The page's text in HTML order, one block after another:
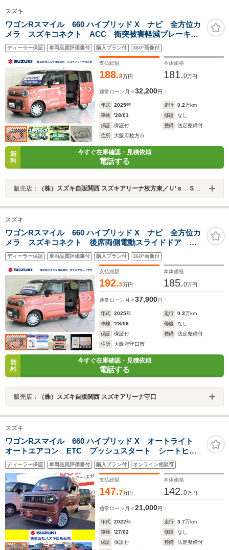
スズキ
ワゴンRスマイル 660 ハイブリッド X ナビ 全方位カ
メラ スズキコネクト ACC 衝突被害軽減ブレーキ
パーキングセンサー LEDヘッドランプ ハイビームア
シスト 後席両側電動スライドドア シートヒーター
サイド・カーテンエアバック
ディーラー保証 車両品質評価書付 購入プラン付 360°画像付
支払総額
188.8万円
本体価格
181.0万円
通常ローン 月々32,200円
年式 2025年 走行 0.2万km
車検
'28/01 修復
なし
保証
保証付 整備
法定整備付
住所
大阪府枚方市
無
料
今すぐ在庫確認・見積依頼
電話する
販売店： （株）スズキ自販関西 スズキアリーナ枚方東／Ｕ’ｓ ＳＴＡＴＩＯＮ枚方
スズキ
ワゴンRスマイル 660 ハイブリッド X ナビ 全方位カ
メラ スズキコネクト 後席両側電動スライドドア
ACC 電動パーキングブレーキ 衝突被害軽減B ハイ
ビームアシスト LEDヘッドランプ パーキングセンサ
ー サイド・カーテンエアバック
ディーラー保証 車両品質評価書付 購入プラン付 360°画像付
支払総額
192.5万円
本体価格
185.0万円
通常ローン 月々37,900円
年式 2025年 走行 0.3万km
車検
'28/06 修復
なし
保証
保証付 整備
法定整備付
住所
大阪府守口市
無
料
今すぐ在庫確認・見積依頼
電話する
販売店： （株）スズキ自販関西 スズキアリーナ守口
スズキ
ワゴンRスマイル 660 ハイブリッド X オートライト
オートエアコン ETC プッシュスタート シートヒー
ター USBソケット 衝突被害軽減システム アイドリ
ングストップ 横滑り防止機能 衝突安全ボディ 盗難
防止システム 取扱説明書
ディーラー保証 車両品質評価書付 購入プラン付 オンライン相談可
支払総額
147.7万円
本体価格
142.0万円
通常ローン 月々21,000円
年式 2022年 走行 3.7万km
車検
'27/02 修復
なし
保証
保証付 整備
法定整備付